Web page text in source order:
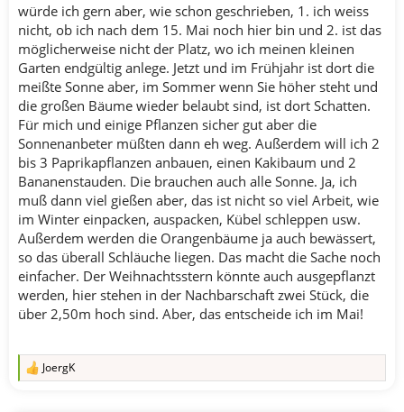
würde ich gern aber, wie schon geschrieben, 1. ich weiss
nicht, ob ich nach dem 15. Mai noch hier bin und 2. ist das
möglicherweise nicht der Platz, wo ich meinen kleinen
Garten endgültig anlege. Jetzt und im Frühjahr ist dort die
meißte Sonne aber, im Sommer wenn Sie höher steht und
die großen Bäume wieder belaubt sind, ist dort Schatten.
Für mich und einige Pflanzen sicher gut aber die
Sonnenanbeter müßten dann eh weg. Außerdem will ich 2
bis 3 Paprikapflanzen anbauen, einen Kakibaum und 2
Bananenstauden. Die brauchen auch alle Sonne. Ja, ich
muß dann viel gießen aber, das ist nicht so viel Arbeit, wie
im Winter einpacken, auspacken, Kübel schleppen usw.
Außerdem werden die Orangenbäume ja auch bewässert,
so das überall Schläuche liegen. Das macht die Sache noch
einfacher. Der Weihnachtsstern könnte auch ausgepflanzt
werden, hier stehen in der Nachbarschaft zwei Stück, die
über 2,50m hoch sind. Aber, das entscheide ich im Mai!
R
JoergK